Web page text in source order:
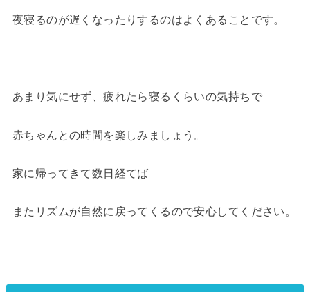
夜寝るのが遅くなったりするのはよくあることです。
あまり気にせず、疲れたら寝るくらいの気持ちで
赤ちゃんとの時間を楽しみましょう。
家に帰ってきて数日経てば
またリズムが自然に戻ってくるので安心してください。